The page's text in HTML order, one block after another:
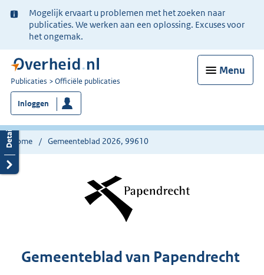
Ter
informatie:
Mogelijk ervaart u problemen met het zoeken naar
publicaties. We werken aan een oplossing. Excuses voor
het ongemak.
Menu
U
bent
nu
hier:
Publicaties Officiële publicaties
Inloggen
Home Gemeenteblad 2026, 99610
Gemeenteblad van Papendrecht